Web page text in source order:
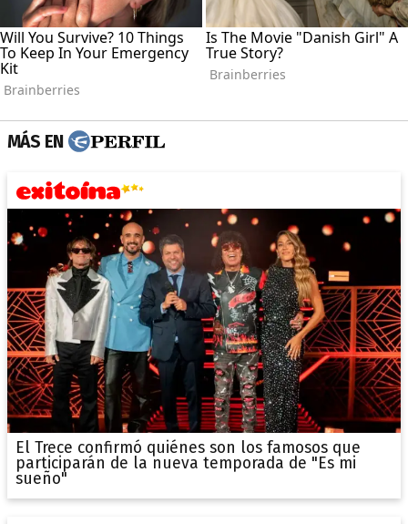
MÁS EN
El Trece confirmó quiénes son los famosos que
participarán de la nueva temporada de "Es mi
sueño"